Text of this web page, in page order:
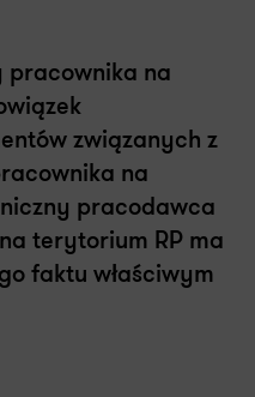
pracownika na
związanych z
na
pracodawca
terytorium RP ma
faktu właściwym